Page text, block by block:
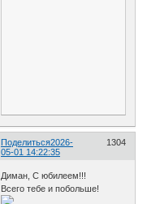
Поделиться 1304
2026-
05-01 14:22:35
Диман, С юбилеем!!!
Всего тебе и побольше!